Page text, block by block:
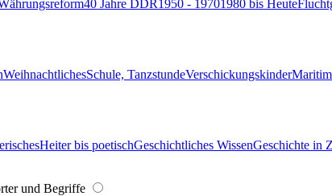
40 Jahre DDR1950 - 19701980 bis Heute
WeihnachtlichesSchule, TanzstundeVerschickungskinder
Heiter bis poetischGeschichtliches WissenGeschichte in
und Begriffe